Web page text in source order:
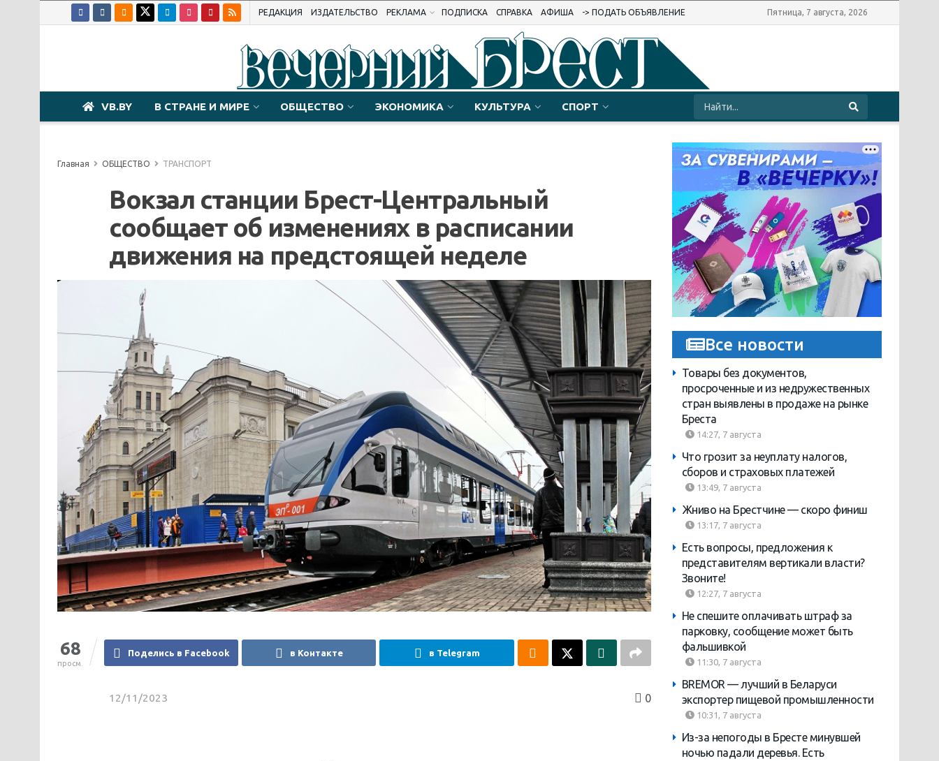
РЕДАКЦИЯ ИЗДАТЕЛЬСТВО РЕКЛАМА ПОДПИСКА СПРАВКА АФИША -> ПОДАТЬ ОБЪЯВЛЕНИЕ Пятница, 7 августа, 2026
VB.BY В СТРАНЕ И МИРЕ ОБЩЕСТВО ЭКОНОМИКА КУЛЬТУРА СПОРТ
Главная ОБЩЕСТВО ТРАНСПОРТ
Вокзал станции Брест-Центральный
сообщает об изменениях в расписании
движения на предстоящей неделе
68
просм.
Поделись в Facebook в Контакте в Telegram
12/11/2023 0
Все новости
Товары без документов,
просроченные и из недружественных
стран выявлены в продаже на рынке
Бреста
14:27, 7 августа
Что грозит за неуплату налогов,
сборов и страховых платежей
13:49, 7 августа
Жниво на Брестчине — скоро финиш
13:17, 7 августа
Есть вопросы, предложения к
представителям вертикали власти?
Звоните!
12:27, 7 августа
Не спешите оплачивать штраф за
парковку, сообщение может быть
фальшивкой
11:30, 7 августа
BREMOR — лучший в Беларуси
экспортер пищевой промышленности
10:31, 7 августа
Из-за непогоды в Бресте минувшей
ночью падали деревья. Есть